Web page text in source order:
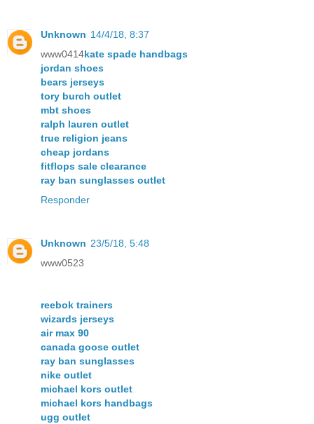
Unknown 14/4/18, 8:37
www0414kate spade handbags
jordan shoes
bears jerseys
tory burch outlet
mbt shoes
ralph lauren outlet
true religion jeans
cheap jordans
fitflops sale clearance
ray ban sunglasses outlet
Responder
Unknown 23/5/18, 5:48
www0523
reebok trainers
wizards jerseys
air max 90
canada goose outlet
ray ban sunglasses
nike outlet
michael kors outlet
michael kors handbags
ugg outlet